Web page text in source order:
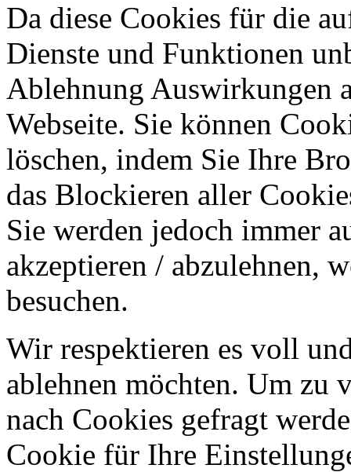
Da diese Cookies für die
Dienste und Funktionen
Ablehnung Auswirkungen
Webseite. Sie können
löschen, indem Sie Ihre
das Blockieren aller
Sie werden jedoch immer
akzeptieren / abzulehnen,
besuchen.
Wir respektieren es voll
ablehnen möchten. Um zu
nach Cookies gefragt
Cookie für Ihre